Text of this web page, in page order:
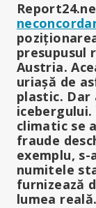
presupusul
Austria.
uriașă de
plastic.
climatic se
fraude
exemplu, s-
numitele
furnizează
lumea reală.